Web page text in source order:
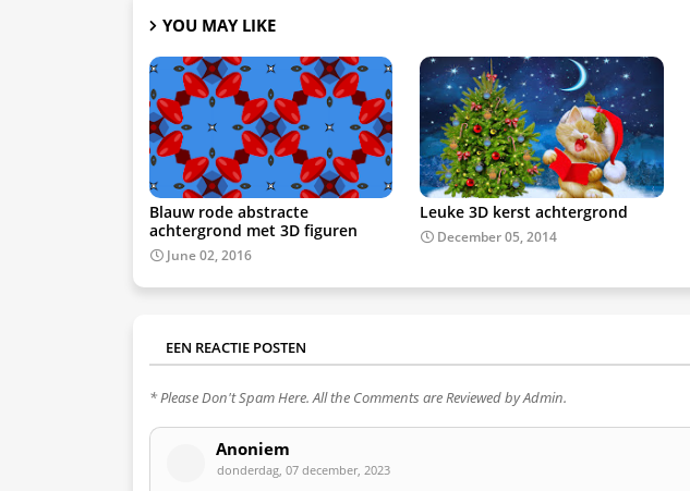
YOU MAY LIKE
Blauw rode abstracte
achtergrond met 3D figuren
June 02, 2016
Leuke 3D kerst achtergrond
December 05, 2014
EEN REACTIE POSTEN
* Please Don't Spam Here. All the Comments are Reviewed by Admin.
Anoniem
donderdag, 07 december, 2023